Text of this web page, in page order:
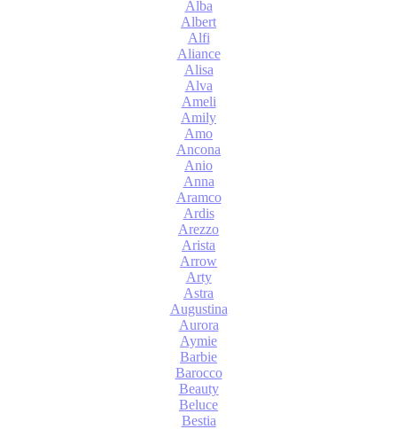
Alba
Albert
Alfi
Aliance
Alisa
Alva
Ameli
Amily
Amo
Ancona
Anio
Anna
Aramco
Ardis
Arezzo
Arista
Arrow
Arty
Astra
Augustina
Aurora
Aymie
Barbie
Barocco
Beauty
Beluce
Bestia